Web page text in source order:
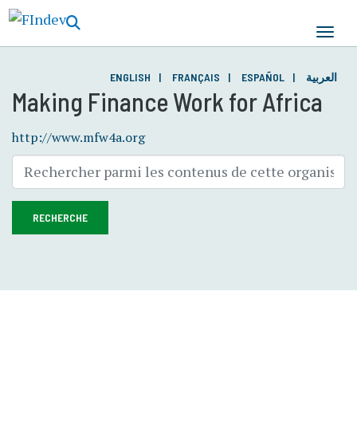
principal
Making Finance Work for Africa
http://www.mfw4a.org
ENGLISH FRANÇAIS ESPAÑOL العربية
RECHERCHE